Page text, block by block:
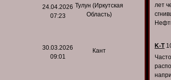
24.04.2026
07:23
Тулун (Иркутская
Область)
30.03.2026
09:01
Кант
лет
K-T